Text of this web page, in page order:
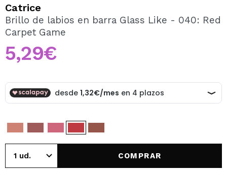
Al crear una cuenta en Maquillalia.com podrás realizar
tus compras rápidamente, revisar el estado de tus
Catrice
Brillo de labios en barra Glass Like - 040: Red
Carpet Game
5,29€
COMPRAR